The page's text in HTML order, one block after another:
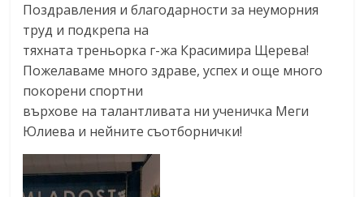
Поздравления и благодарности за неуморния
труд и подкрепа на
тяхната треньорка г-жа Красимира Щерева!
Пожелаваме много здраве, успех и още много
покорени спортни
върхове на талантливата ни ученичка Меги
Юлиева и нейните съотборнички!